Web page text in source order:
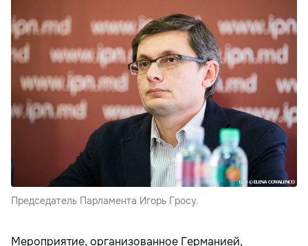
Председатель Парламента Игорь Гросу.
Мероприятие, организованное Германией,